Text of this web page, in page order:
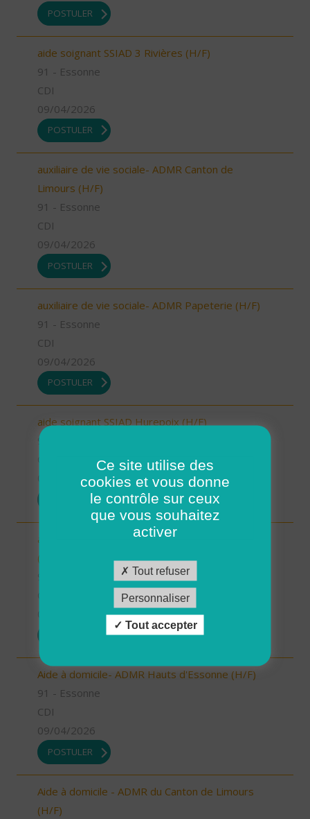
POSTULER
aide soignant SSIAD 3 Rivières (H/F)
91 - Essonne
CDI
09/04/2026
POSTULER
auxiliaire de vie sociale- ADMR Canton de
Limours (H/F)
91 - Essonne
CDI
09/04/2026
POSTULER
auxiliaire de vie sociale- ADMR Papeterie (H/F)
91 - Essonne
CDI
09/04/2026
POSTULER
aide soignant SSIAD Hurepoix (H/F)
91 - Essonne
09/04/2026
auxiliaire de vie sociale- ADMR Hauts d'Essonne
(H/F)
Aide à domicile- ADMR Hauts d'Essonne (H/F)
91 - Essonne
CDI
09/04/2026
POSTULER
Aide à domicile - ADMR du Canton de Limours
(H/F)
Ce site utilise des
cookies et vous donne
le contrôle sur ceux
que vous souhaitez
activer
Tout refuser
Personnaliser
Tout accepter